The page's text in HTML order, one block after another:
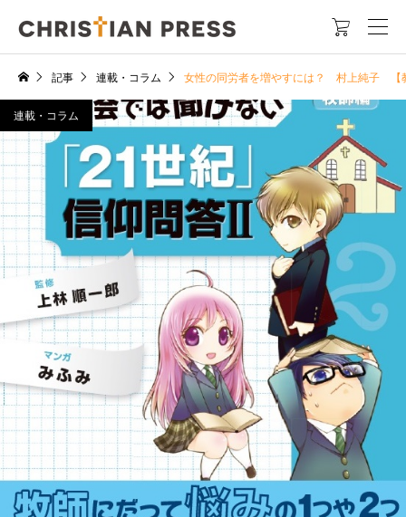

記事 連載・コラム 女性の同労者を増やすには？ 村上純子 【
連載・コラム